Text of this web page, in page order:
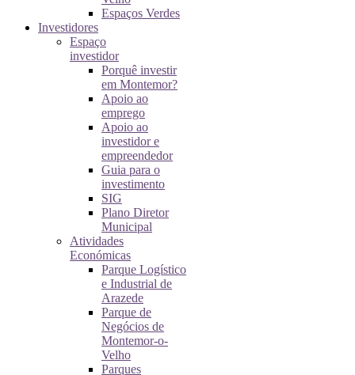
Espaços Verdes
Investidores
Espaço
investidor
Porquê investir
em Montemor?
Apoio ao
emprego
Apoio ao
investidor e
empreendedor
Guia para o
investimento
SIG
Plano Diretor
Municipal
Atividades
Económicas
Parque Logístico
e Industrial de
Arazede
Parque de
Negócios de
Montemor-o-
Velho
Parques